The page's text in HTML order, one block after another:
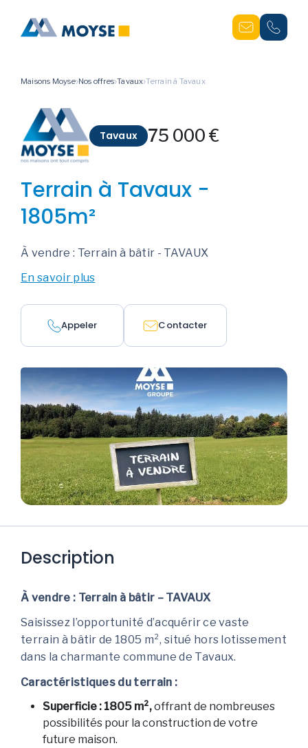
Maisons Moyse Nos offres Tavaux Terrain à Tavaux
Tavaux 75 000 €
Terrain à Tavaux -
1805m²
À vendre : Terrain à bâtir - TAVAUX
En savoir plus
Appeler Contacter
Description
À vendre : Terrain à bâtir – TAVAUX
Saisissez l’opportunité d’acquérir ce vaste
terrain à bâtir de 1805 m², situé hors lotissement
dans la charmante commune de Tavaux.
Caractéristiques du terrain :
Superficie : 1805 m²,offrant de nombreuses
possibilités pour la construction de votre
future maison.